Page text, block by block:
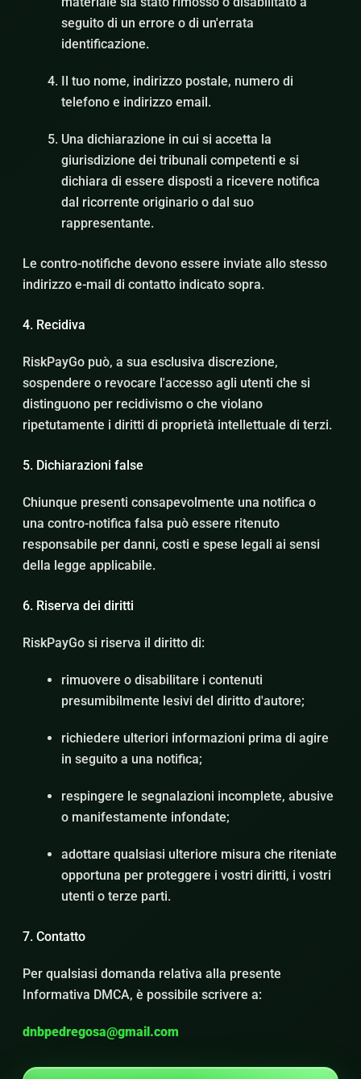
seguito di un errore o di un'errata
identificazione.
Il tuo nome, indirizzo postale, numero di
telefono e indirizzo email.
Una dichiarazione in cui si accetta la
giurisdizione dei tribunali competenti e si
dichiara di essere disposti a ricevere notifica
dal ricorrente originario o dal suo
rappresentante.
Le contro-notifiche devono essere inviate allo stesso
indirizzo e-mail di contatto indicato sopra.
4. Recidiva
RiskPayGo può, a sua esclusiva discrezione,
sospendere o revocare l'accesso agli utenti che si
distinguono per recidivismo o che violano
ripetutamente i diritti di proprietà intellettuale di terzi.
5. Dichiarazioni false
Chiunque presenti consapevolmente una notifica o
una contro-notifica falsa può essere ritenuto
responsabile per danni, costi e spese legali ai sensi
della legge applicabile.
6. Riserva dei diritti
RiskPayGo si riserva il diritto di:
rimuovere o disabilitare i contenuti
presumibilmente lesivi del diritto d'autore;
richiedere ulteriori informazioni prima di agire
in seguito a una notifica;
respingere le segnalazioni incomplete, abusive
o manifestamente infondate;
adottare qualsiasi ulteriore misura che riteniate
opportuna per proteggere i vostri diritti, i vostri
utenti o terze parti.
7. Contatto
Per qualsiasi domanda relativa alla presente
Informativa DMCA, è possibile scrivere a:
dnbpedregosa@gmail.com